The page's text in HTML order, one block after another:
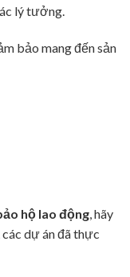
lý tưởng.
bảo mang đến sản
hộ lao động, hãy
dự án đã thực